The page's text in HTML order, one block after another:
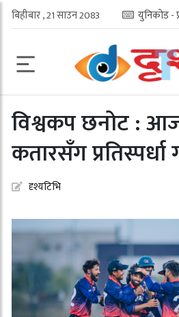
बिहीबार , 21 साउन 2083 युनिकोड -
विश्वकप छनोट :
कतारसँग प्रतिस्पर्धा
दृश्यटिभि